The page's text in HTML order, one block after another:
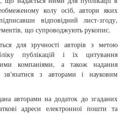
колу осіб, автори яких
відповідний лист-згоду,
що супроводжують рукопис.
для зручності авторів з метою
публікацій і їх цитування
компаніями, а також надання
з авторами і науковим
авторами на додаток до згаданих
адреси електронної пошти та